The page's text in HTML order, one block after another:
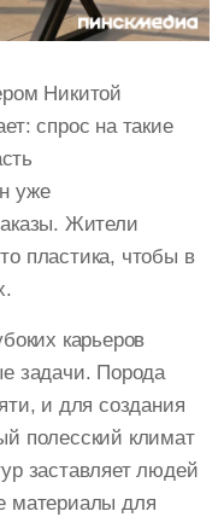
Никитой
спрос на такие
уже
Жители
пластика, чтобы в
карьеров
задачи. Порода
и для создания
полесский климат
заставляет людей
материалы для